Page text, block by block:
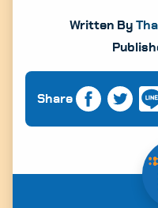
Written By
Share